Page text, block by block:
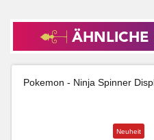
ÄHNLICHE
Pokemon - Ninja Spinner
Neuheit